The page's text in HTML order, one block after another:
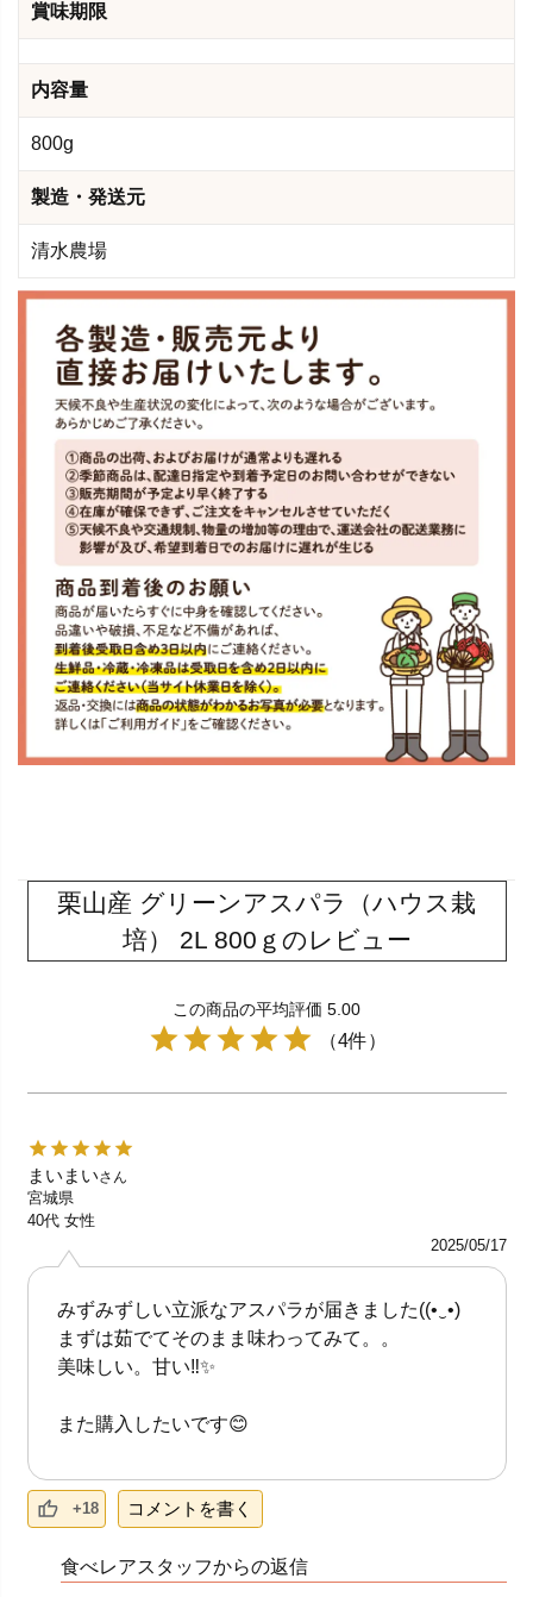
賞味期限
内容量
800g
製造・発送元
清水農場
栗山産 グリーンアスパラ（ハウス栽
培） 2L 800ｇのレビュー
この商品の平均評価 5.00
（4件）
まいまいさん
宮城県
40代 女性
2025/05/17
みずみずしい立派なアスパラが届きました((⁠•⁠‿⁠•⁠)
まずは茹でてそのまま味わってみて。。
美味しい。甘い‼️✨
また購入したいです😊
+18 コメントを書く
食べレアスタッフからの返信